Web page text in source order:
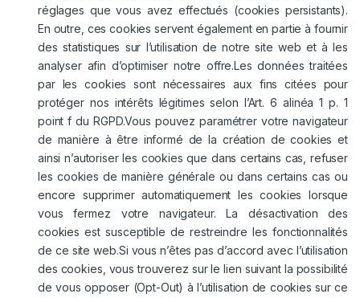
réglages que vous avez effectués (cookies persistants).
En outre, ces cookies servent également en partie à fournir
des statistiques sur l’utilisation de notre site web et à les
analyser afin d’optimiser notre offre.Les données traitées
par les cookies sont nécessaires aux fins citées pour
protéger nos intérêts légitimes selon l’Art. 6 alinéa 1 p. 1
point f du RGPD.Vous pouvez paramétrer votre navigateur
de manière à être informé de la création de cookies et
ainsi n’autoriser les cookies que dans certains cas, refuser
les cookies de manière générale ou dans certains cas ou
encore supprimer automatiquement les cookies lorsque
vous fermez votre navigateur. La désactivation des
cookies est susceptible de restreindre les fonctionnalités
de ce site web.Si vous n’êtes pas d’accord avec l’utilisation
des cookies, vous trouverez sur le lien suivant la possibilité
de vous opposer (Opt-Out) à l’utilisation de cookies sur ce